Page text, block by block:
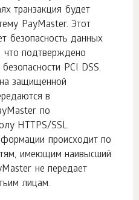
транзакция будет
PayMaster. Этот
безопасность данных
что подтверждено
PCI DSS.
защищенной
в
по
HTTPS/SSL.
происходит по
имеющим наивысший
не передает
лицам.